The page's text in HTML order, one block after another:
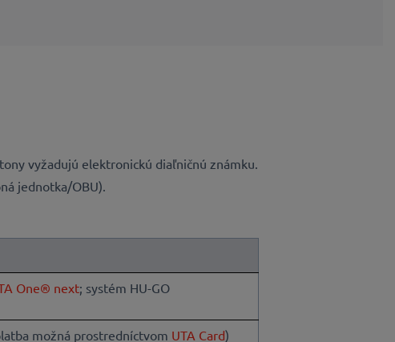
vyžadujú elektronickú diaľničnú známku.
jednotka/OBU).
One® next; systém HU-GO
možná prostredníctvom UTA Card)